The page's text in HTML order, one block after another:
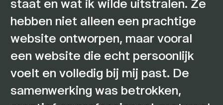
staat en wat ik wilde uitstralen. Ze
hebben niet alleen een prachtige
website ontworpen, maar vooral
een website die echt persoonlijk
voelt en volledig bij mij past. De
samenwerking was betrokken,